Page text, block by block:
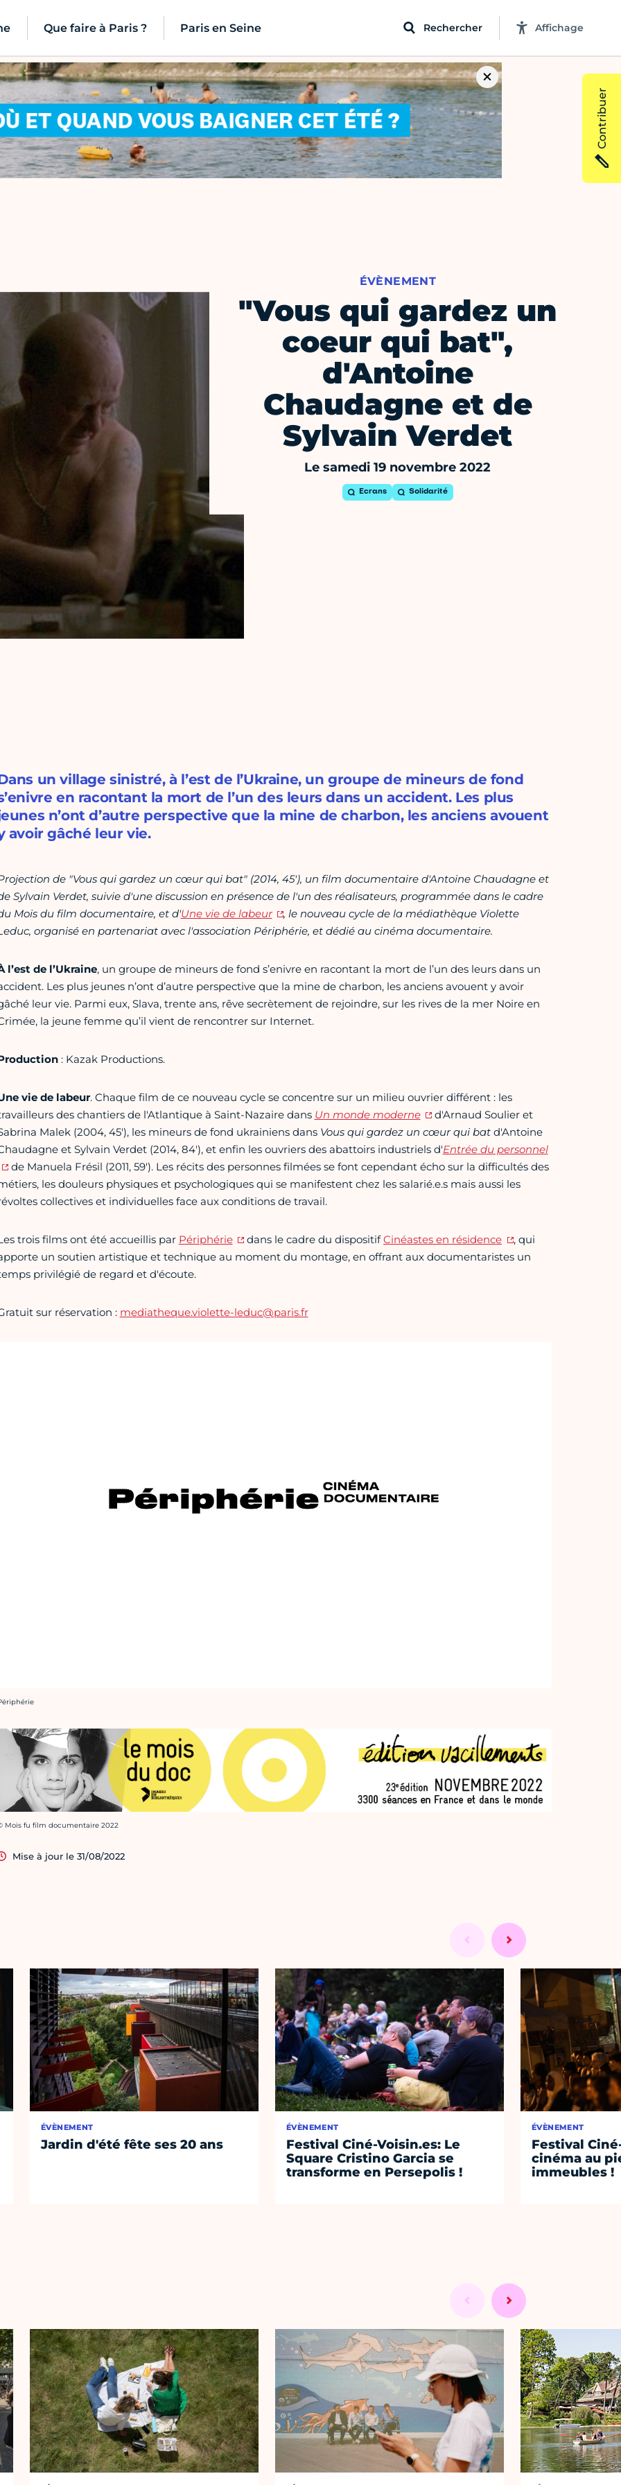
Que faire à Paris ? Paris en Seine Rechercher Affichage
ÉVÈNEMENT
"Vous qui gardez un
coeur qui bat",
d'Antoine
Chaudagne et de
Sylvain Verdet
Le samedi 19 novembre 2022
Ecrans Solidarité
un village sinistré, à l’est de l’Ukraine, un groupe de mineurs de fond
en racontant la mort de l’un des leurs dans un accident. Les plus
n’ont d’autre perspective que la mine de charbon, les anciens avouent
avoir gâché leur vie.
de "Vous qui gardez un cœur qui bat" (2014, 45'), un film documentaire d'Antoine Chaudagne et
Sylvain Verdet, suivie d'une discussion en présence de l'un des réalisateurs, programmée dans le cadre
Mois du film documentaire, et d'Une vie de labeur
, le nouveau cycle de la médiathèque Violette
organisé en partenariat avec l'association Périphérie, et dédié au cinéma documentaire.
l’est de l’Ukraine, un groupe de mineurs de fond s’enivre en racontant la mort de l’un des leurs dans un
Les plus jeunes n’ont d’autre perspective que la mine de charbon, les anciens avouent y avoir
leur vie. Parmi eux, Slava, trente ans, rêve secrètement de rejoindre, sur les rives de la mer Noire en
la jeune femme qu’il vient de rencontrer sur Internet.
: Kazak Productions.
vie de labeur. Chaque film de ce nouveau cycle se concentre sur un milieu ouvrier différent : les
des chantiers de l'Atlantique à Saint-Nazaire dans Un monde moderne
d'Arnaud Soulier et
Malek (2004, 45'), les mineurs de fond ukrainiens dans Vous qui gardez un cœur qui batd'Antoine
et Sylvain Verdet (2014, 84'), et enfin les ouvriers des abattoirs industriels d'Entrée du personnel
de Manuela Frésil (2011, 59'). Les récits des personnes filmées se font cependant écho sur la difficultés des
les douleurs physiques et psychologiques qui se manifestent chez les salarié.e.s mais aussi les
collectives et individuelles face aux conditions de travail.
trois films ont été accueillis par Périphérie dans le cadre du dispositifCinéastes en résidence
, qui
un soutien artistique et technique au moment du montage, en offrant aux documentaristes un
privilégié de regard et d'écoute.
sur réservation : mediatheque.violette-leduc@paris.fr
photo :
photo :
Mois fu film documentaire 2022
Mise à jour le 31/08/2022
ÉVÈNEMENT
Jardin d'été fête ses 20 ans
ÉVÈNEMENT
Festival Ciné-Voisin.es: Le
Square Cristino Garcia se
transforme en Persepolis !
ÉVÈNEMENT
Festival
cinéma au
immeubles !
Contribuer